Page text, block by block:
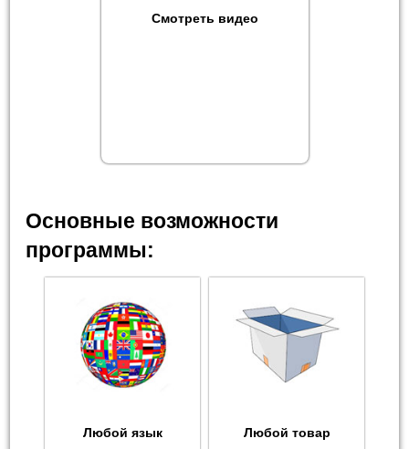
Смотреть видео
Основные возможности
программы:
Любой язык Любой товар